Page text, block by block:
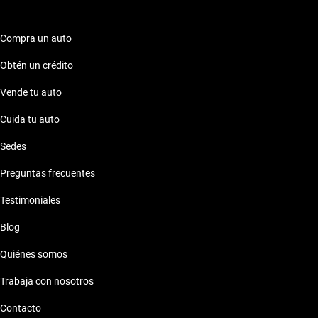
largo plazo. Con Kavak, comprar tu Toyota RAV4 2013 es fácil,
Compra un auto
Obtén un crédito
Vende tu auto
Cuida tu auto
Sedes
Preguntas frecuentes
Testimoniales
Blog
Quiénes somos
Trabaja con nosotros
Contacto